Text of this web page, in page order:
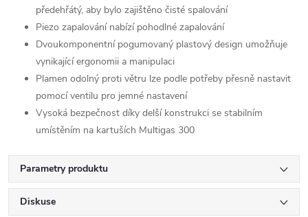
předehřátý, aby bylo zajištěno čisté spalování
Piezo zapalování nabízí pohodlné zapalování
Dvoukomponentní pogumovaný plastový design umožňuje
vynikající ergonomii a manipulaci
Plamen odolný proti větru lze podle potřeby přesně nastavit
pomocí ventilu pro jemné nastavení
Vysoká bezpečnost díky delší konstrukci se stabilním
umístěním na kartuších Multigas 300
Parametry produktu
Diskuse